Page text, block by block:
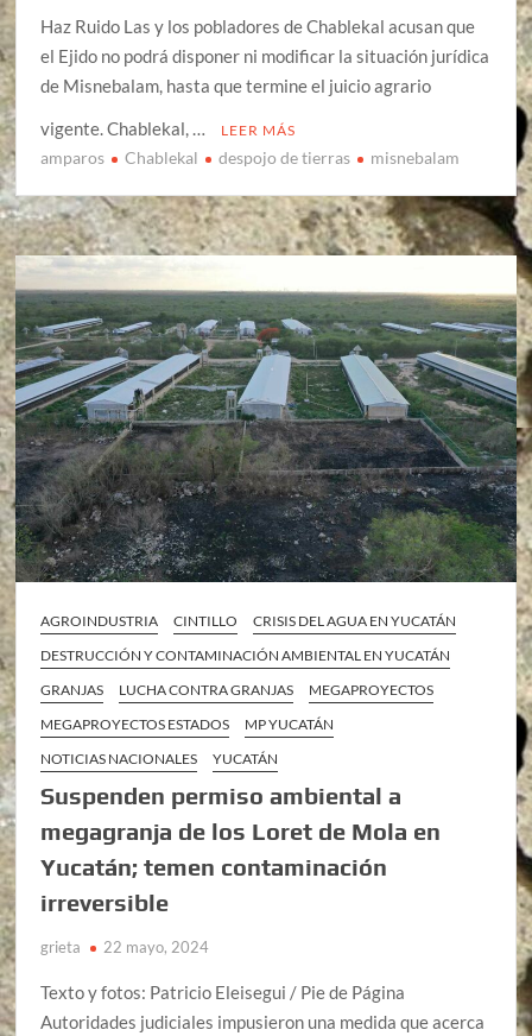
Haz Ruido Las y los pobladores de Chablekal acusan que
el Ejido no podrá disponer ni modificar la situación jurídica
de Misnebalam, hasta que termine el juicio agrario
vigente. Chablekal, …
LEER MÁS
amparos Chablekal despojo de tierras misnebalam
AGROINDUSTRIA CINTILLO
CRISIS DEL AGUA EN YUCATÁN
DESTRUCCIÓN Y CONTAMINACIÓN AMBIENTAL EN YUCATÁN
GRANJAS
LUCHA CONTRA GRANJAS
MEGAPROYECTOS
MEGAPROYECTOS ESTADOS
MP YUCATÁN
NOTICIAS NACIONALES
YUCATÁN
Suspenden permiso ambiental a
megagranja de los Loret de Mola en
Yucatán; temen contaminación
irreversible
grieta 22 mayo, 2024
Texto y fotos: Patricio Eleisegui / Pie de Página
Autoridades judiciales impusieron una medida que acerca